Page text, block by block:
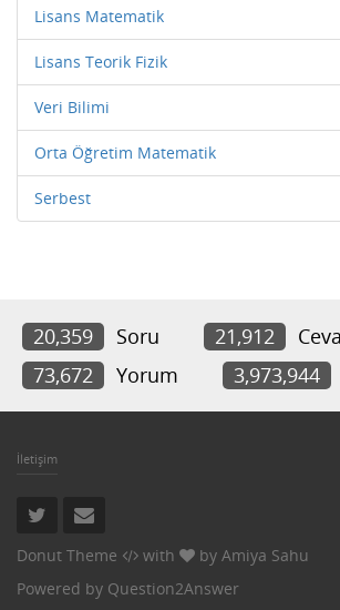
Lisans Matematik
Lisans Teorik Fizik
Veri Bilimi
Orta Öğretim Matematik
Serbest
20,359 Soru 21,912
73,672
Yorum 3,973,944
İletişim
Donut Theme with by Amiya Sahu
Powered by Question2Answer